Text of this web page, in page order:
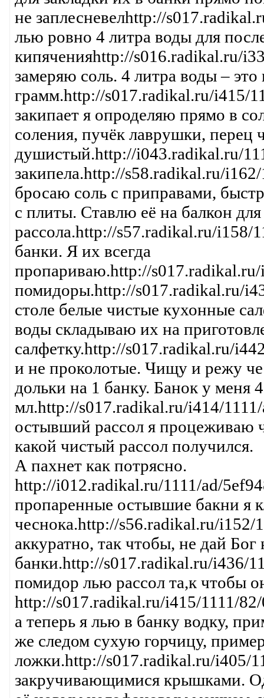
не заплесневелhttp://
лью ровно 4 литра воды для
кипяченияhttp://s016.radikal.ru/
замеряю соль. 4 литра воды –
грамм.http://s017.radikal.ru/i415/
закипает я опроделяю прямо в
соления, пучёк лаврушки,
душистый.http://i043.radikal.ru/
закипела.http://s58.radikal.ru/
бросаю соль с приправами,
с плиты. Ставлю её на балкон
рассола.http://s57.radikal.ru/
банки. Я их всегда
пропариваю.http://
помидоры.http://s017.radikal.ru/
столе белые чистые кухонные
воды складываю их на
салфетку.http://s017.radikal.ru/
и не проколотые. Чищу и режу
дольки на 1 банку. Банок у меня
мл.http://s017.radikal.ru/i414/
остывший рассол я процеживаю
какой чистый рассол получился.
А пахнет как потрясно.
http://i012.radikal.ru/1111/ad/
пропаренные остывшие бакни я
чеснока.http://s56.radikal.ru/i152/
аккуратно, так чтобы, не дай
банки.http://s017.radikal.ru/i436/
помидор лью рассол та,к чтобы
http://s017.radikal.ru/i415/1111/
а теперь я лью в банку водку,
же следом сухую горчицу,
ложки.http://s017.radikal.ru/i405/
закручивающимися крышками.